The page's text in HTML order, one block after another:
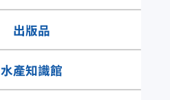
出版品
水產知識館